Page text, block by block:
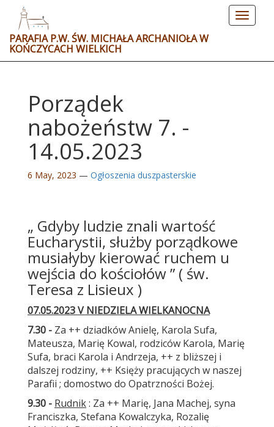
Toggle
PARAFIA P.W. ŚW. MICHAŁA ARCHANIOŁA W
KOŃCZYCACH WIELKICH
Porządek
nabożeństw 7. -
14.05.2023
6 May, 2023 — Ogłoszenia duszpasterskie
„ Gdyby ludzie znali wartość
Eucharystii, służby porządkowe
musiałyby kierować ruchem u
wejścia do kościołów ” ( św.
Teresa z Lisieux )
07.05.2023 V NIEDZIELA WIELKANOCNA
7.30 - Za ++ dziadków Anielę, Karola Sufa,
Mateusza, Marię Kowal, rodziców Karola, Marię
Sufa, braci Karola i Andrzeja, ++ z bliższej i
dalszej rodziny, ++ Księży pracujących w naszej
Parafii ; domostwo do Opatrzności Bożej.
9.30 - Rudnik: Za ++ Marię, Jana Machej, syna
Franciszka, Stefana Kowalczyka, Rozalię